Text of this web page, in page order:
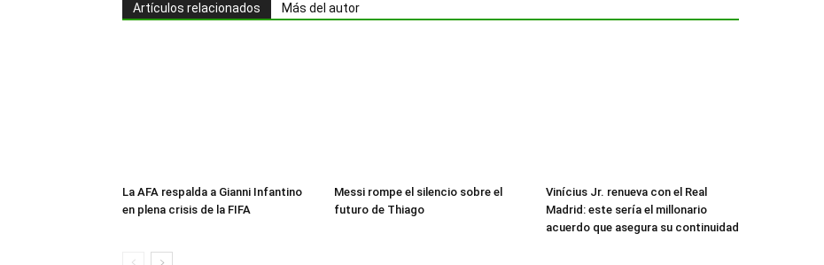
Artículos relacionados Más del autor
La AFA respalda a Gianni Infantino
en plena crisis de la FIFA
Messi rompe el silencio sobre el
futuro de Thiago
Vinícius Jr. renueva con el Real
Madrid: este sería el millonario
acuerdo que asegura su continuidad